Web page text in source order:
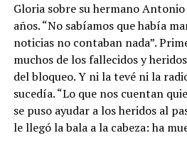
Gloria sobre su hermano
años. “No sabíamos que había
noticias no contaban nada”.
muchos de los fallecidos y
del bloqueo. Y ni la tevé ni la
sucedía. “Lo que nos cuentan
se puso ayudar a los heridos al
le llegó la bala a la cabeza: ha